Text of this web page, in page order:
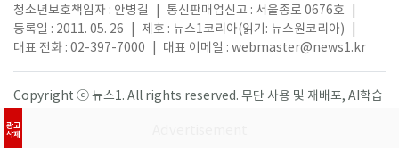
광고
삭제
청소년보호책임자 : 안병길
통신판매업신고 : 서울종로 0676호
등록일 : 2011. 05. 26
제호 : 뉴스1코리아(읽기: 뉴스원코리아)
대표 전화 : 02-397-7000
대표 이메일 : webmaster@news1.kr
Copyright ⓒ 뉴스1. All rights reserved. 무단 사용 및 재배포, AI학습